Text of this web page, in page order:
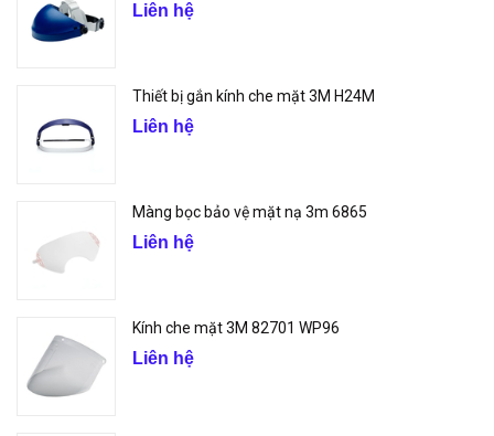
Liên hệ
Thiết bị gắn kính che mặt 3M H24M
Liên hệ
Màng bọc bảo vệ mặt nạ 3m 6865
Liên hệ
Kính che mặt 3M 82701 WP96
Liên hệ